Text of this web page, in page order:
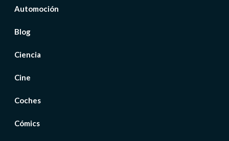
Automoción
Blog
Ciencia
Cine
Coches
Cómics